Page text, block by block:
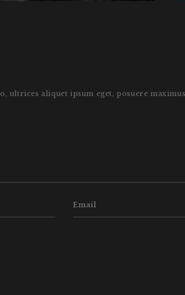
ultrices aliquet ipsum eget, posuere